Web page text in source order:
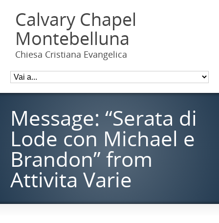
Calvary Chapel
Montebelluna
Chiesa Cristiana Evangelica
Message: “Serata di
Lode con Michael e
Brandon” from
Attivita Varie